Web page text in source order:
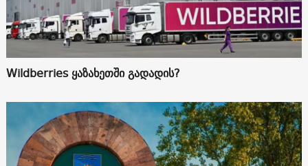
Wildberries ყაზახეთში გადადის?